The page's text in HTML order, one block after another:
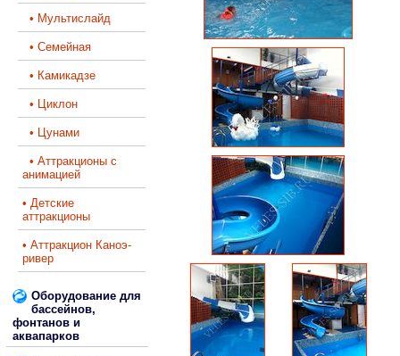
• Мультислайд
• Семейная
• Камикадзе
• Циклон
• Цунами
• Аттракционы с
анимацией
• Детские
аттракционы
• Аттракцион Каноэ-
ривер
Оборудование для
бассейнов,
фонтанов и
аквапарков